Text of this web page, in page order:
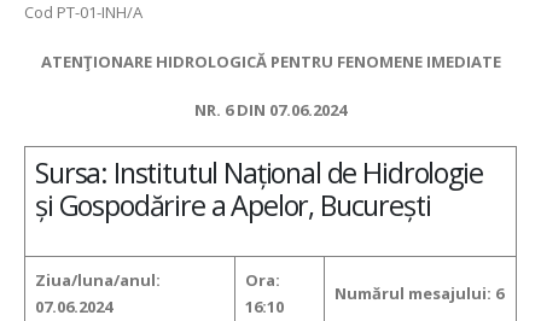
Cod PT-01-INH/A
ATENŢIONARE HIDROLOGICĂ PENTRU FENOMENE IMEDIATE
NR. 6 DIN 07.06.2024
Sursa: Institutul Național de Hidrologie
și Gospodărire a Apelor, București
Ziua/luna/anul:
07.06.2024
Ora:
16:10
Numărul mesajului: 6